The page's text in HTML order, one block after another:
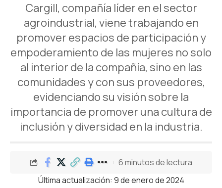
Cargill, compañía líder en el sector
agroindustrial, viene trabajando en
promover espacios de participación y
empoderamiento de las mujeres no solo
al interior de la compañía, sino en las
comunidades y con sus proveedores,
evidenciando su visión sobre la
importancia de promover una cultura de
inclusión y diversidad en la industria.
Última actualización: 9 de enero de 2024
6 minutos de lectura